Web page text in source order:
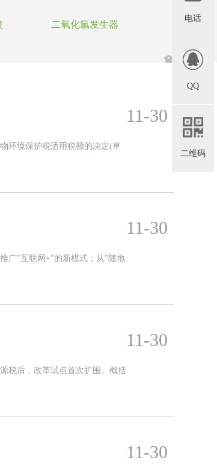
二氧化氯发生器
环境保护税适用税额的决定(草
11-30
广"互联网+"的新模式；从"随地
11-30
税后，改革试点首次扩围。概括
11-30
11-30
电话
QQ
二维码